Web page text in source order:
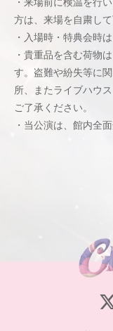
方は、来場を自粛して
・入場時・特典会時
・貴重品を含む荷物
す。盗難や紛失等に
所、またライブハウ
ご了承ください。
・当公演は、館内全